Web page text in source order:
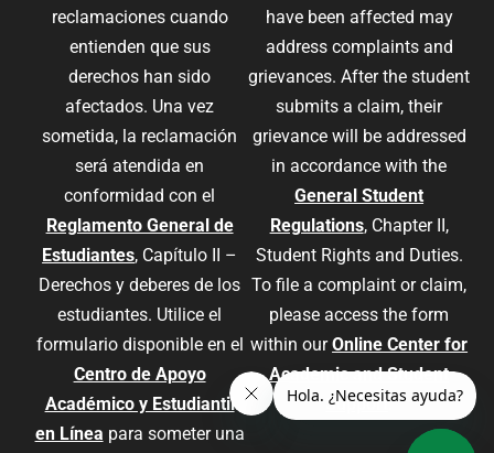
reclamaciones cuando
entienden que sus
derechos han sido
afectados. Una vez
sometida, la reclamación
será atendida en
conformidad con el
Reglamento General de
Estudiantes, Capítulo II –
Derechos y deberes de los
estudiantes. Utilice el
formulario disponible en el
Centro de Apoyo
Académico y Estudiantil
en Línea para someter una
have been affected may
address complaints and
grievances. After the student
submits a claim, their
grievance will be addressed
in accordance with the
General Student
Regulations, Chapter II,
Student Rights and Duties.
To file a complaint or claim,
please access the form
within ourOnline Center for
Academic and Student
Support.